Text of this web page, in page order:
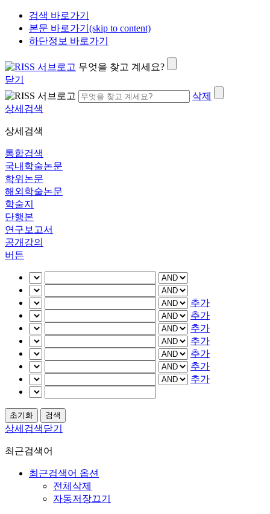
검색 바로가기
본문 바로가기(skip to content)
하단정보 바로가기
무엇을 찾고 계세요?
닫기
삭제
상세검색
상세검색
통합검색
국내학술논문
학위논문
해외학술논문
학술지
단행본
연구보고서
공개강의
버튼
추가
추가
추가
추가
추가
추가
추가
상세검색닫기
최근검색어
최근검색어 옵션
전체삭제
자동저장끄기